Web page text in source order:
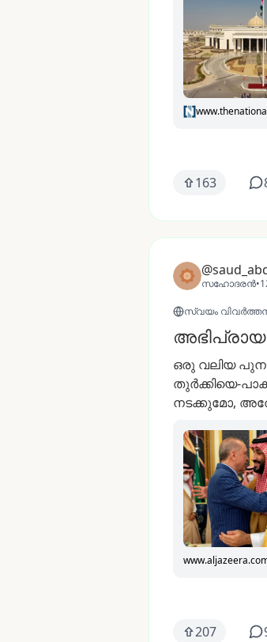
163
സഹോദരൻ•
സ്വയം
ഒരു വലിയ
തുർക്കിയെ-
നടക്കുമോ,
207